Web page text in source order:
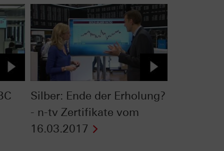
Silber: Ende der Erholung?
- n-tv Zertifikate vom
16.03.2017